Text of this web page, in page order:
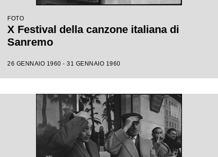
FOTO
X Festival della canzone italiana di
Sanremo
26 GENNAIO 1960 - 31 GENNAIO 1960